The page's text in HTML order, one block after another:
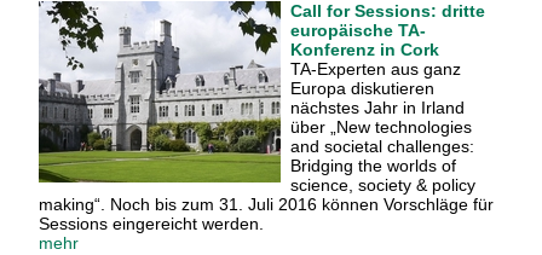
Call for Sessions: dritte
europäische TA-
Konferenz in Cork
TA-Experten aus ganz
Europa diskutieren
nächstes Jahr in Irland
über „New technologies
and societal challenges:
Bridging the worlds of
science, society & policy
making“. Noch bis zum 31. Juli 2016 können Vorschläge für
Sessions eingereicht werden.
mehr